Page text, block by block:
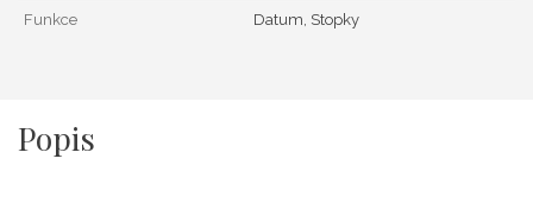
Funkce Datum, Stopky
Popis